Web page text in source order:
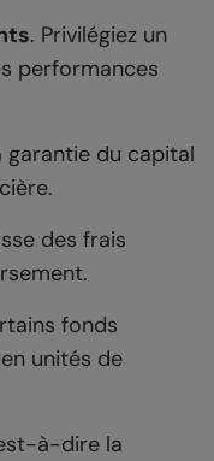
. Privilégiez un
performances
garantie du capital
des frais
fonds
unités de
à-dire la